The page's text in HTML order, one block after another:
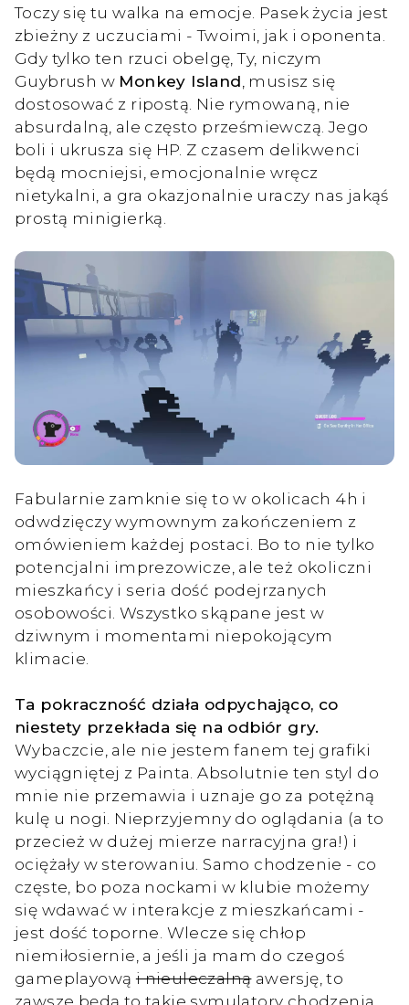
Toczy się tu walka na emocje. Pasek życia jest
zbieżny z uczuciami - Twoimi, jak i oponenta.
Gdy tylko ten rzuci obelgę, Ty, niczym
Guybrush w Monkey Island , musisz się
dostosować z ripostą. Nie rymowaną, nie
absurdalną, ale często prześmiewczą. Jego
boli i ukrusza się HP. Z czasem delikwenci
będą mocniejsi, emocjonalnie wręcz
nietykalni, a gra okazjonalnie uraczy nas jakąś
prostą minigierką.
Fabularnie zamknie się to w okolicach 4h i
odwdzięczy wymownym zakończeniem z
omówieniem każdej postaci. Bo to nie tylko
potencjalni imprezowicze, ale też okoliczni
mieszkańcy i seria dość podejrzanych
osobowości. Wszystko skąpane jest w
dziwnym i momentami niepokojącym
klimacie.
Ta pokraczność działa odpychająco, co
niestety przekłada się na odbiór gry.
Wybaczcie, ale nie jestem fanem tej grafiki
wyciągniętej z Painta. Absolutnie ten styl do
mnie nie przemawia i uznaje go za potężną
kulę u nogi. Nieprzyjemny do oglądania (a to
przecież w dużej mierze narracyjna gra!) i
ociężały w sterowaniu. Samo chodzenie - co
częste, bo poza nockami w klubie możemy
się wdawać w interakcje z mieszkańcami -
jest dość toporne. Wlecze się chłop
niemiłosiernie, a jeśli ja mam do czegoś
gameplayowąi nieuleczalnąawersję, to
zawsze będą to takie symulatory chodzenia.